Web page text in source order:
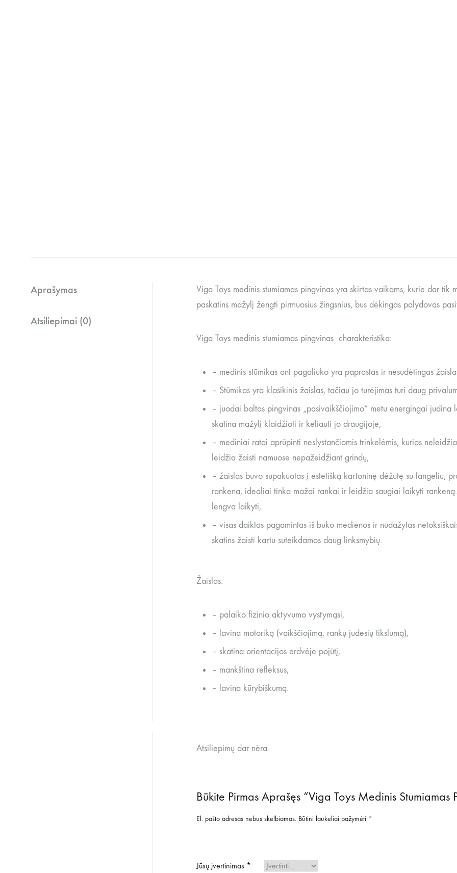
Aprašymas
Atsiliepimai (0)
Viga Toys medinis stumiamas pingvinas yra skirtas vaikams, kurie dar tik
paskatins mažylį žengti pirmuosius žingsnius, bus dėkingas palydovas
Viga Toys medinis stumiamas pingvinas charakteristika:
– medinis stūmikas ant pagaliuko yra paprastas ir nesudėtingas
– Stūmikas yra klasikinis žaislas, tačiau jo turėjimas turi daug
– juodai baltas pingvinas „pasivaikščiojimo“ metu energingai judina
skatina mažylį klaidžioti ir keliauti jo draugijoje,
– mediniai ratai aprūpinti neslystančiomis trinkelėmis, kurios
leidžia žaisti namuose nepažeidžiant grindų,
– žaislas buvo supakuotas į estetišką kartoninę dėžutę su langeliu,
rankena, idealiai tinka mažai rankai ir leidžia saugiai laikyti
lengva laikyti,
– visas daiktas pagamintas iš buko medienos ir nudažytas
skatins žaisti kartu suteikdamos daug linksmybių.
Žaislas:
– palaiko fizinio aktyvumo vystymąsi,
– lavina motoriką (vaikščiojimą, rankų judesių tikslumą),
– skatina orientacijos erdvėje pojūtį,
– mankština refleksus,
– lavina kūrybiškumą.
Atsiliepimų dar nėra.
Būkite Pirmas Aprašęs “Viga Toys Medinis Stumiamas
El. pašto adresas nebus skelbiamas. Būtini laukeliai pažymėti *
Jūsų įvertinimas *